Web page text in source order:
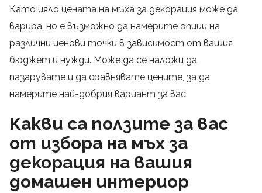
Като цяло цената на мъха за декорация може да
варира, но е възможно да намерите опции на
различни ценови точки в зависимост от вашия
бюджет и нужди. Може да се наложи да
пазарувате и да сравнявате цените, за да
намерите най-добрия вариант за вас.
Какви са ползите за вас
от избора на мъх за
декорация на вашия
домашен интериор